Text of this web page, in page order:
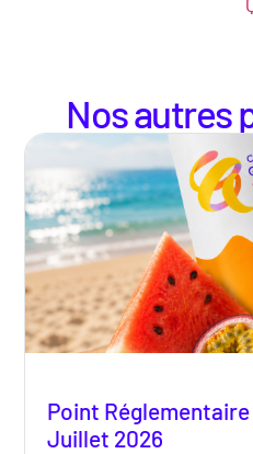
Nos autres
Point
Juillet 2026